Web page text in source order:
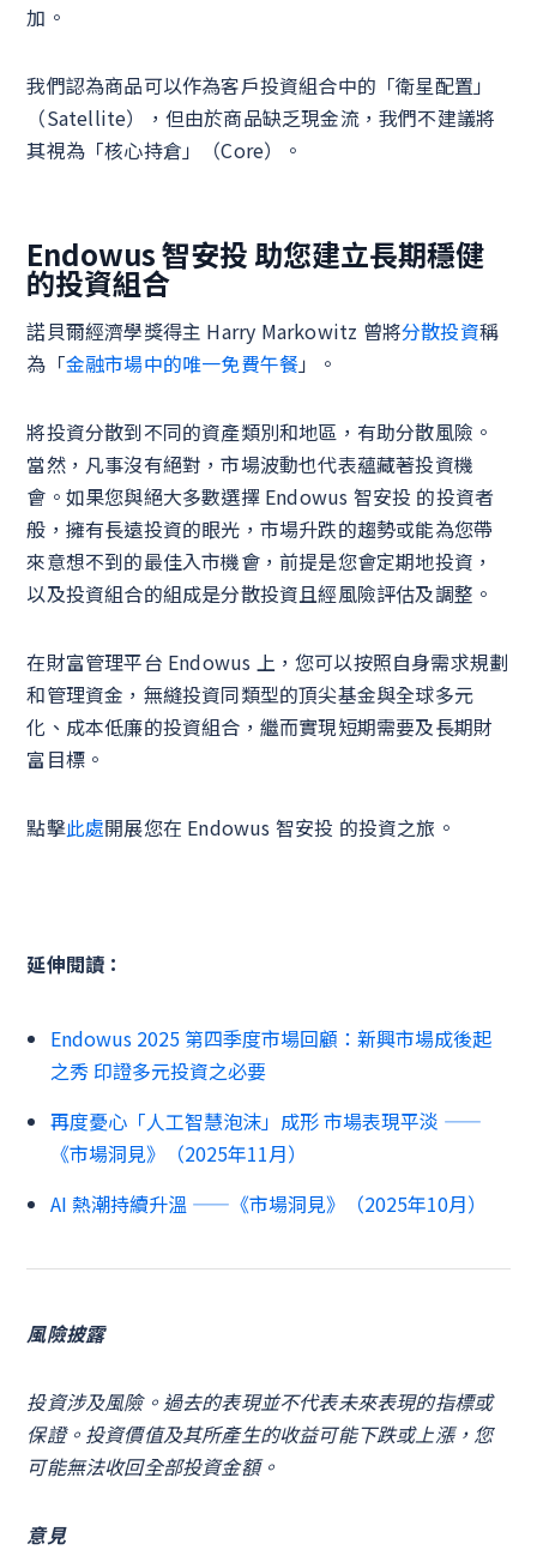
加。
我們認為商品可以作為客戶投資組合中的「衛星配置」
（Satellite），但由於商品缺乏現金流，我們不建議將
其視為「核心持倉」（Core）。
Endowus 智安投 助您建立長期穩健
的投資組合
諾貝爾經濟學獎得主 Harry Markowitz 曾將分散投資稱
為「金融市場中的唯一免費午餐」。
將投資分散到不同的資產類別和地區，有助分散風險。
當然，凡事沒有絕對，市場波動也代表蘊藏著投資機
會。如果您與絕大多數選擇 Endowus 智安投 的投資者
般，擁有長遠投資的眼光，市場升跌的趨勢或能為您帶
來意想不到的最佳入市機會，前提是您會定期地投資，
以及投資組合的組成是分散投資且經風險評估及調整。
在財富管理平台 Endowus 上，您可以按照自身需求規劃
和管理資金，無縫投資同類型的頂尖基金與全球多元
化、成本低廉的投資組合，繼而實現短期需要及長期財
富目標。
點擊此處開展您在 Endowus 智安投 的投資之旅。
延伸閱讀：
Endowus 2025 第四季度市場回顧：新興市場成後起
之秀 印證多元投資之必要
再度憂心「人工智慧泡沫」成形 市場表現平淡 ——
《市場洞見》（2025年11月）
AI 熱潮持續升溫 ——《市場洞見》（2025年10月）
風險披露
投資涉及風險。過去的表現並不代表未來表現的指標或
保證。投資價值及其所產生的收益可能下跌或上漲，您
可能無法收回全部投資金額。
意見